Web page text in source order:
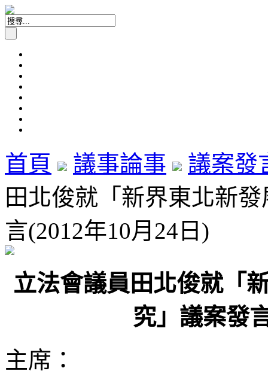
首頁 議事論事
議案發
田北俊就「新界東北新
言(2012年10月24日)
立法會議員田北俊就「
究」議案發
主席：